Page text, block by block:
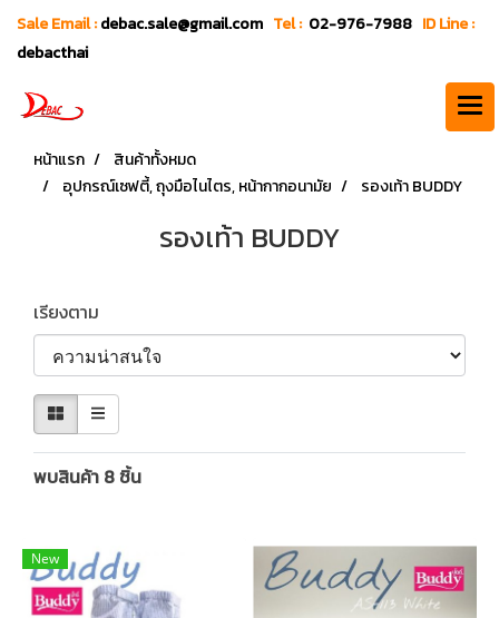
Sale Email :debac.sale@gmail.com Tel : 02-976-7988 ID Line :
debacthai
หน้าแรก
สินค้าทั้งหมด
อุปกรณ์เซฟตี้, ถุงมือไนไตร, หน้ากากอนามัย
รองเท้า BUDDY
รองเท้า BUDDY
เรียงตาม
พบสินค้า 8 ชิ้น
New